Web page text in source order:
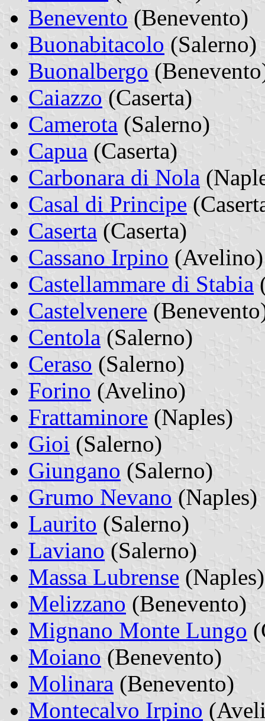
Benevento (Benevento)
Buonabitacolo (Salerno)
Buonalbergo
Caiazzo (Caserta)
Camerota (Salerno)
Capua (Caserta)
Carbonara di Nola
Casal di Principe
Caserta (Caserta)
Cassano Irpino (Avelino)
Castellammare di Stabia
Castelvenere
Centola (Salerno)
Ceraso (Salerno)
Forino (Avelino)
Frattaminore (Naples)
Gioi (Salerno)
Giungano (Salerno)
Grumo Nevano (Naples)
Laurito (Salerno)
Laviano (Salerno)
Massa Lubrense (Naples)
Melizzano (Benevento)
Mignano Monte Lungo
Moiano (Benevento)
Molinara (Benevento)
Montecalvo Irpino